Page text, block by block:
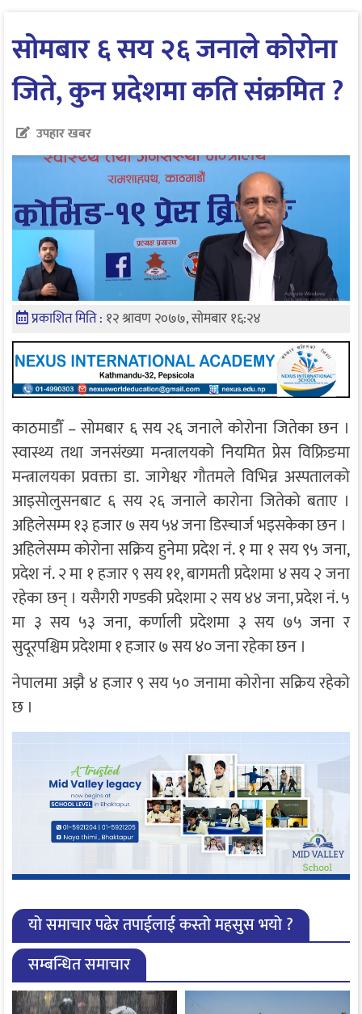
सोमबार ६ सय २६ जनाले कोरोना
जिते, कुन प्रदेशमा कति संक्रमित ?
उपहार खबर
प्रकाशित मिति : १२ श्रावण २०७७, सोमबार १६:२४
काठमाडौँ – सोमबार ६ सय २६ जनाले कोरोना जितेका छन ।
स्वास्थ्य तथा जनसंख्या मन्त्रालयको नियमित प्रेस विफ्रिङमा
मन्त्रालयका प्रवक्ता डा. जागेश्वर गौतमले विभिन्न अस्पतालको
आइसोलुसनबाट ६ सय २६ जनाले कारोना जितेको बताए ।
अहिलेसम्म १३ हजार ७ सय ५४ जना डिस्चार्ज भइसकेका छन ।
अहिलेसम्म कोरोना सक्रिय हुनेमा प्रदेश नं. १ मा १ सय ९५ जना,
प्रदेश नं. २ मा १ हजार ९ सय ११, बागमती प्रदेशमा ४ सय २ जना
रहेका छन् । यसैगरी गण्डकी प्रदेशमा २ सय ४४ जना, प्रदेश नं. ५
मा ३ सय ५३ जना, कर्णाली प्रदेशमा ३ सय ७५ जना र
सुदूरपश्चिम प्रदेशमा १ हजार ७ सय ४० जना रहेका छन ।
नेपालमा अझै ४ हजार ९ सय ५० जनामा कोरोना सक्रिय रहेको
छ ।
यो समाचार पढेर तपाईलाई कस्तो महसुस भयो ?
सम्बन्धित समाचार